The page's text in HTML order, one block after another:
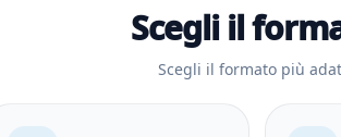
Scegli il
Scegli il formato più